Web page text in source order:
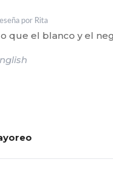
por Rita
que el blanco y el